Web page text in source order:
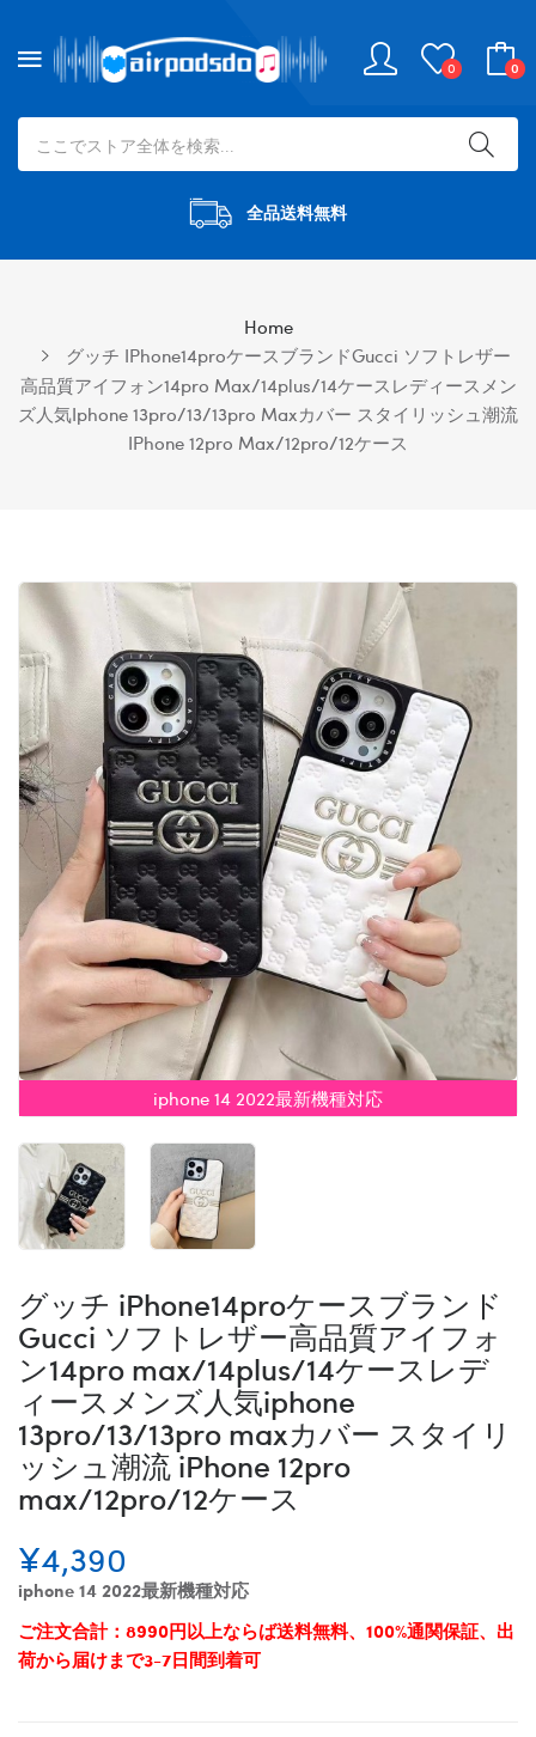
0 0
全品送料無料
Home
グッチ IPhone14proケースブランドGucci ソフトレザー
高品質アイフォン14pro Max/14plus/14ケースレディースメン
ズ人気iphone 13pro/13/13pro Maxカバー スタイリッシュ潮流
IPhone 12pro Max/12pro/12ケース
iphone 14 2022最新機種対応
グッチ iPhone14proケースブランド
Gucci ソフトレザー高品質アイフォ
ン14pro max/14plus/14ケースレデ
ィースメンズ人気iphone
13pro/13/13pro maxカバー スタイリ
ッシュ潮流 iPhone 12pro
max/12pro/12ケース
¥4,390
iphone 14 2022最新機種対応
ご注文合計：8990円以上ならば送料無料、100%通関保証、出
荷から届けまで3-7日間到着可